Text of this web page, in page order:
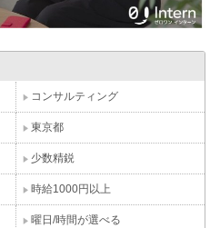
コンサルティング
東京都
少数精鋭
時給1000円以上
曜日/時間が選べる